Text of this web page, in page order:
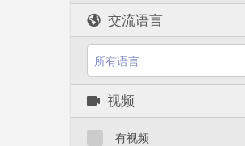
交流语言
所有语言
视频
有视频